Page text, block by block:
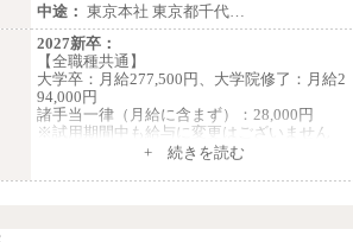
中途： 東京本社 東京都千代…
2027新卒：
【全職種共通】
大学卒：月給277,500円、大学院修了：月給2
94,000円
諸手当一律（月給に含まず）：28,000円
※試用期間中も給与に変更はございません
月給370,000円～
+ 続きを読む